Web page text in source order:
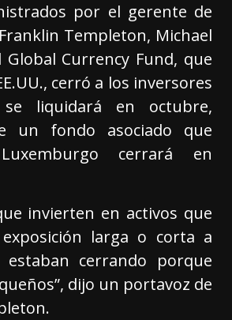
por el gerente de
Templeton, Michael
Global Currency Fund, que
cerró a los inversores
liquidará en octubre,
un fondo asociado que
cerrará en
invierten en activos que
larga o corta a
estaban cerrando porque
dijo un portavoz de